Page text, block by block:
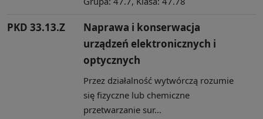
PKD 33.13.Z
Naprawa i konserwacja
urządzeń elektronicznych i
optycznych
Przez działalność wytwórczą rozumie
się fizyczne lub chemiczne
przetwarzanie sur...